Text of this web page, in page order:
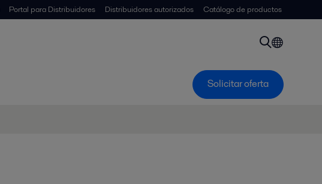
Portal para Distribuidores Distribuidores autorizados Catálogo de productos
Solicitar oferta